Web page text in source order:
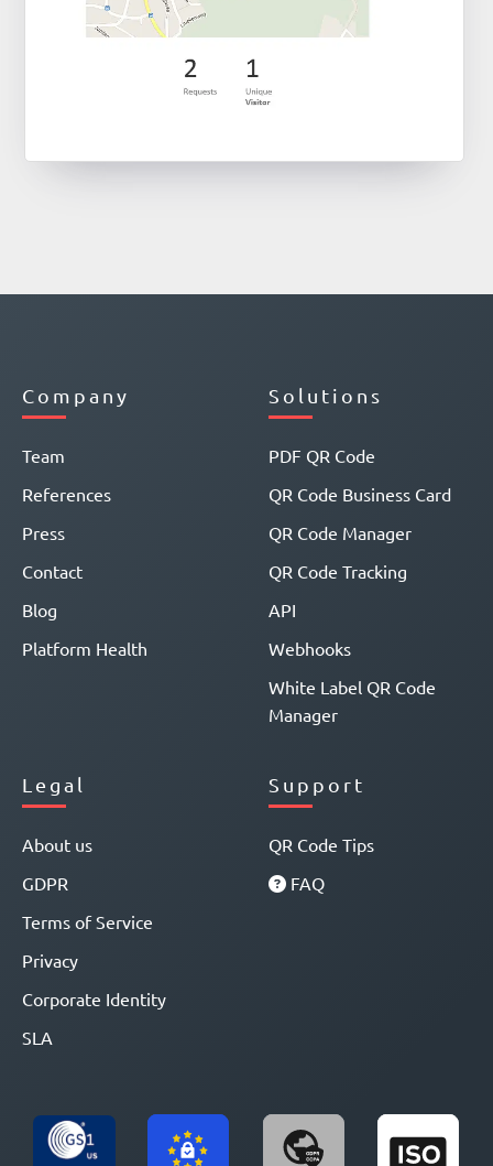
Company
Team
References
Press
Contact
Blog
Platform Health
Solutions
PDF QR Code
QR Code Business Card
QR Code Manager
QR Code Tracking
API
Webhooks
White Label QR Code
Manager
Legal
About us
GDPR
Terms of Service
Privacy
Corporate Identity
SLA
Support
QR Code Tips
FAQ